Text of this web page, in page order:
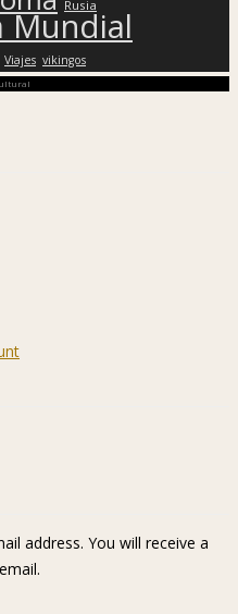
Rusia
Mundial
Viajes vikingos
address. You will receive a